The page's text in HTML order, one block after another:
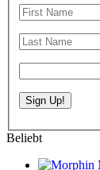
Beliebt